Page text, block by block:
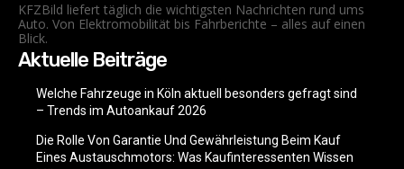
KFZBild liefert täglich die wichtigsten Nachrichten rund ums
Auto. Von Elektromobilität bis Fahrberichte – alles auf einen
Blick.
Aktuelle Beiträge
Welche Fahrzeuge in Köln aktuell besonders gefragt sind
– Trends im Autoankauf 2026
Die Rolle Von Garantie Und Gewährleistung Beim Kauf
Eines Austauschmotors: Was Kaufinteressenten Wissen